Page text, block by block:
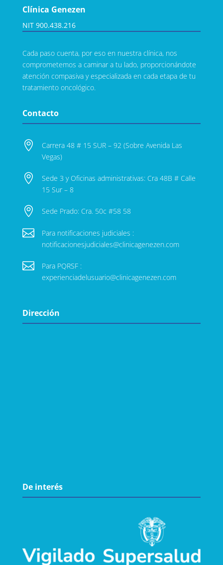
Clínica Genezen
NIT 900.438.216
Cada paso cuenta, por eso en nuestra clínica, nos
comprometemos a caminar a tu lado, proporcionándote
atención compasiva y especializada en cada etapa de tu
tratamiento oncológico.
Contacto

Carrera 48 # 15 SUR – 92 (Sobre Avenida Las
Vegas)

Sede 3 y Oficinas administrativas: Cra 48B # Calle
15 Sur – 8
 Sede Prado: Cra. 50c #58 58

Para notificaciones judiciales :
notificacionesjudiciales@clinicagenezen.com

Para PQRSF :
experienciadelusuario@clinicagenezen.com
Dirección
De interés